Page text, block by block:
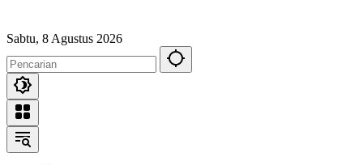
Sabtu, 8 Agustus 2026